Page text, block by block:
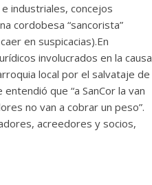
industriales, concejos
cordobesa “sancorista”
en suspicacias).En
involucrados en la causa
local por el salvataje de
que “a SanCor la van
no van a cobrar un peso”.
acreedores y socios,